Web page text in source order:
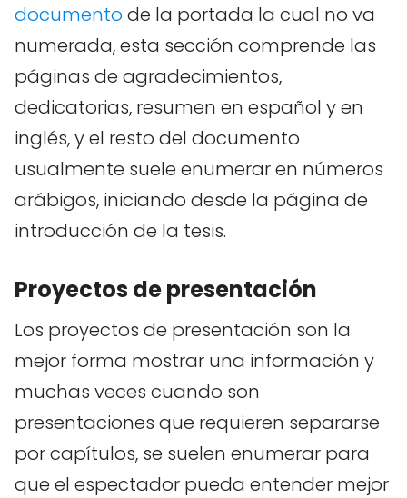
documento de la portada la cual no va
numerada, esta sección comprende las
páginas de agradecimientos,
dedicatorias, resumen en español y en
inglés, y el resto del documento
usualmente suele enumerar en números
arábigos, iniciando desde la página de
introducción de la tesis.
Proyectos de presentación
Los proyectos de presentación son la
mejor forma mostrar una información y
muchas veces cuando son
presentaciones que requieren separarse
por capítulos, se suelen enumerar para
que el espectador pueda entender mejor